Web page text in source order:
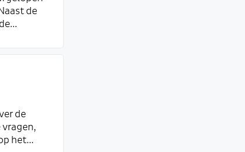
de
de
vragen,
het...